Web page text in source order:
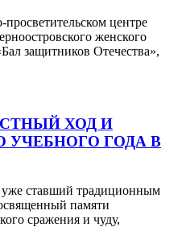
просветительском центре
женского
защитников Отечества»,
ХОД И
УЧЕБНОГО ГОДА В
уже ставший традиционным
памяти
сражения и чуду,